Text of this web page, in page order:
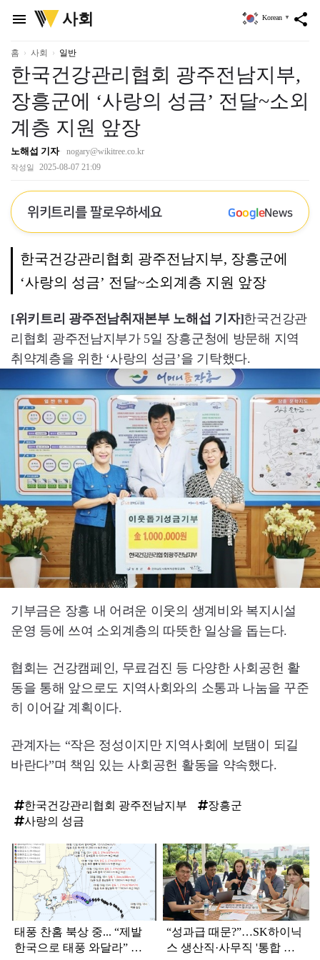
menu
위
키
리
사회 share
Korean ▼
홈 사회 일반
한국건강관리협회 광주전남지부,
장흥군에 ‘사랑의 성금’ 전달~소외
계층 지원 앞장
노해섭 기자 nogary@wikitree.co.kr
작성일 2025-08-07 21:09
위키트리를 팔로우하세요 GoogleNews
한국건강관리협회 광주전남지부, 장흥군에
‘사랑의 성금’ 전달~소외계층 지원 앞장
[위키트리 광주전남취재본부 노해섭 기자]한국건강관
리협회 광주전남지부가 5일 장흥군청에 방문해 지역
취약계층을 위한 ‘사랑의 성금’을 기탁했다.
기부금은 장흥 내 어려운 이웃의 생계비와 복지시설
운영 등에 쓰여 소외계층의 따뜻한 일상을 돕는다.
협회는 건강캠페인, 무료검진 등 다양한 사회공헌 활
동을 통해 앞으로도 지역사회와의 소통과 나눔을 꾸준
히 이어갈 계획이다.
관계자는 “작은 정성이지만 지역사회에 보탬이 되길
바란다”며 책임 있는 사회공헌 활동을 약속했다.
한국건강관리협회 광주전남지부
장흥군
사랑의 성금
탑
라
인
태풍 찬홈 북상 중... “제발
한국으로 태풍 와달라” 말
“성과급 때문?”…SK하이닉
스 생산직·사무직 '통합 노